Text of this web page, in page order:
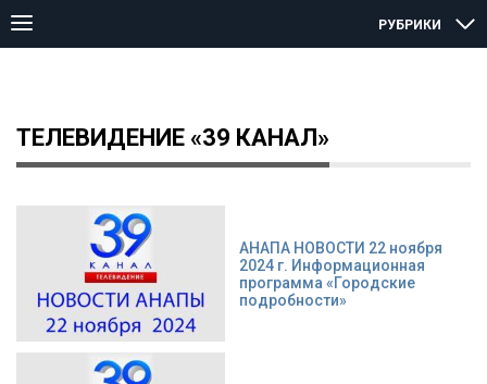
РУБРИКИ
ТЕЛЕВИДЕНИЕ «39 КАНАЛ»
АНАПА НОВОСТИ 22 ноября
2024 г. Информационная
программа «Городские
подробности»